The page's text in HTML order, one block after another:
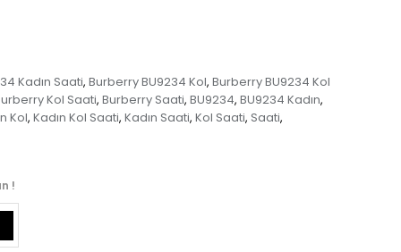
Kadın Saati, Burberry BU9234 Kol, Burberry BU9234 Kol
Kol Saati, Burberry Saati, BU9234, BU9234 Kadın,
Kol, Kadın Kol Saati, Kadın Saati, Kol Saati, Saati,
!